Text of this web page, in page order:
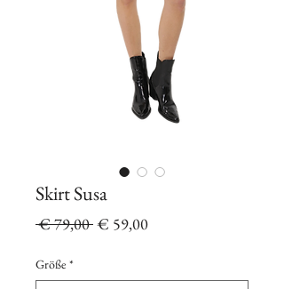
Skirt Susa
€ 79,00 Standardpreis
€ 59,00Sale-
Größe *